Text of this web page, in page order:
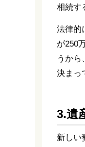
相続す
法律的
が250
うから
決まっ
3.遺
新しい